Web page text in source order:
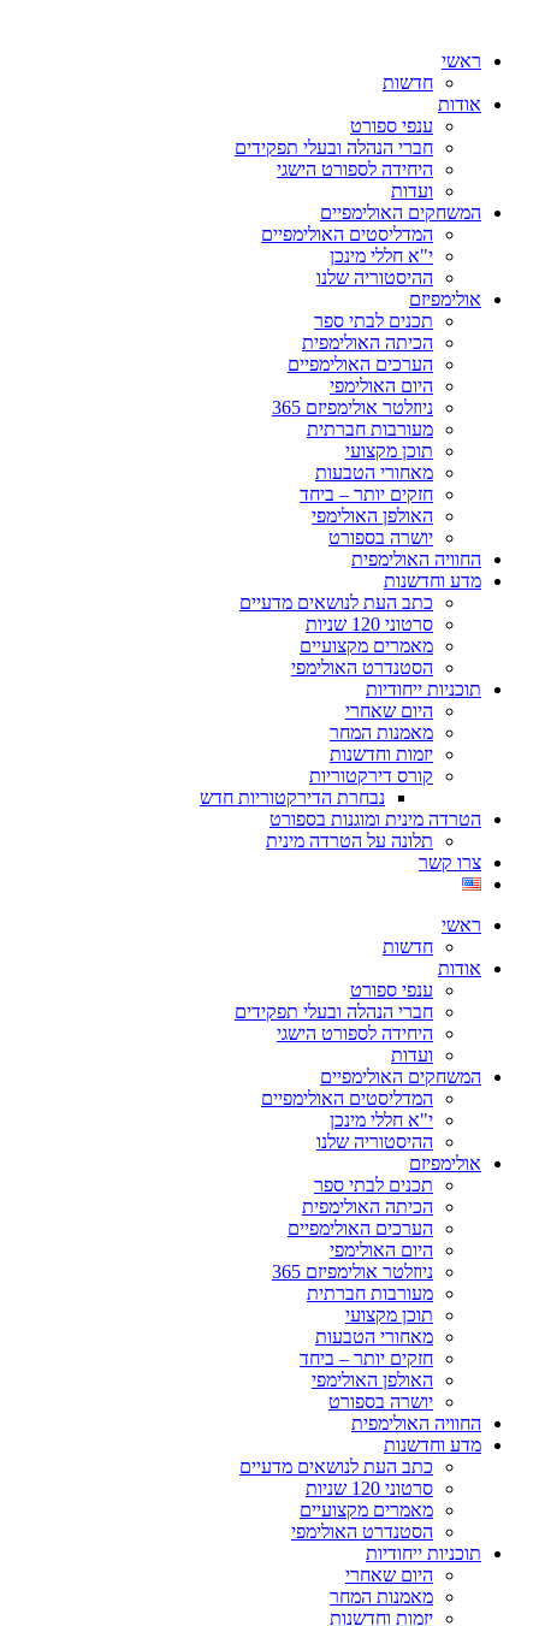
ראשי
חדשות
אודות
ענפי ספורט
חברי הנהלה ובעלי תפקידים
היחידה לספורט הישגי
ועדות
המשחקים האולימפיים
המדליסטים האולימפיים
י"א חללי מינכן
ההיסטוריה שלנו
אולימפיזם
תכנים לבתי ספר
הכיתה האולימפית
הערכים האולימפיים
היום האולימפי
ניוזלטר אולימפיזם 365
מעורבות חברתית
תוכן מקצועי
מאחורי הטבעות
חזקים יותר – ביחד
האולפן האולימפי
יושרה בספורט
החוויה האולימפית
מדע וחדשנות
כתב העת לנושאים מדעיים
סרטוני 120 שניות
מאמרים מקצועיים
הסטנדרט האולימפי
תוכניות ייחודיות
היום שאחרי
מאמנות המחר
יזמות וחדשנות
קורס דירקטוריות
נבחרת הדירקטוריות חדש
הטרדה מינית ומוגנות בספורט
תלונה על הטרדה מינית
צרו קשר
ראשי
חדשות
אודות
ענפי ספורט
חברי הנהלה ובעלי תפקידים
היחידה לספורט הישגי
ועדות
המשחקים האולימפיים
המדליסטים האולימפיים
י"א חללי מינכן
ההיסטוריה שלנו
אולימפיזם
תכנים לבתי ספר
הכיתה האולימפית
הערכים האולימפיים
היום האולימפי
ניוזלטר אולימפיזם 365
מעורבות חברתית
תוכן מקצועי
מאחורי הטבעות
חזקים יותר – ביחד
האולפן האולימפי
יושרה בספורט
החוויה האולימפית
מדע וחדשנות
כתב העת לנושאים מדעיים
סרטוני 120 שניות
מאמרים מקצועיים
הסטנדרט האולימפי
תוכניות ייחודיות
היום שאחרי
מאמנות המחר
יזמות וחדשנות